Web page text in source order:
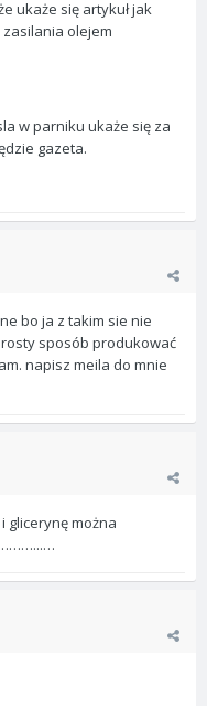
ukaże się artykuł jak
olejem
w parniku ukaże się za
gazeta.
bo ja z takim sie nie
sposób produkować
napisz meila do mnie
glicerynę można